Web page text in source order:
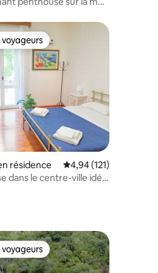
de 135 commentaires : 4,98 sur 5
résidence Évaluation moyenne
4,94 (121)
dans le centre-ville idéal